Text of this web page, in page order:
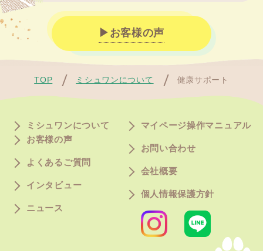
お客様の声
TOP ミシュワンについて 健康サポート
ミシュワンについて
お客様の声
よくあるご質問
インタビュー
ニュース
マイページ操作マニュアル
お問い合わせ
会社概要
個人情報保護方針